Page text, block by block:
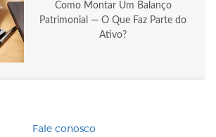
Como Montar Um Balanço
Patrimonial — O Que Faz Parte do
Ativo?